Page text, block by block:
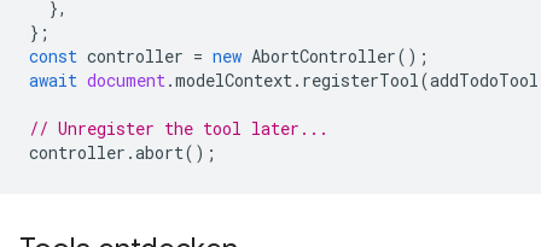
},
};
const controller = new AbortController();
await document.modelContext. registerTool(addTodoTool
// Unregister the tool later...
controller .abort();